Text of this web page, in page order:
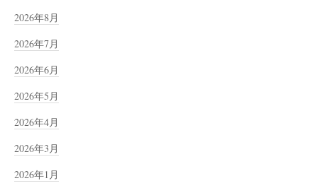
2026年8月
2026年7月
2026年6月
2026年5月
2026年4月
2026年3月
2026年1月